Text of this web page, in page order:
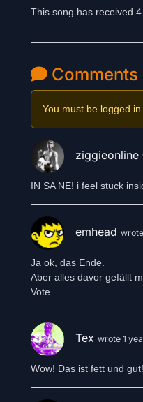
This song has received 4
Comments
You must be logged in
ziggieonline
IN SA NE! i feel stuck
emhead
Ja ok, das Ende.
Aber alles davor gefällt
Vote.
Tex wrote 1
Wow! Das ist fett und gut!